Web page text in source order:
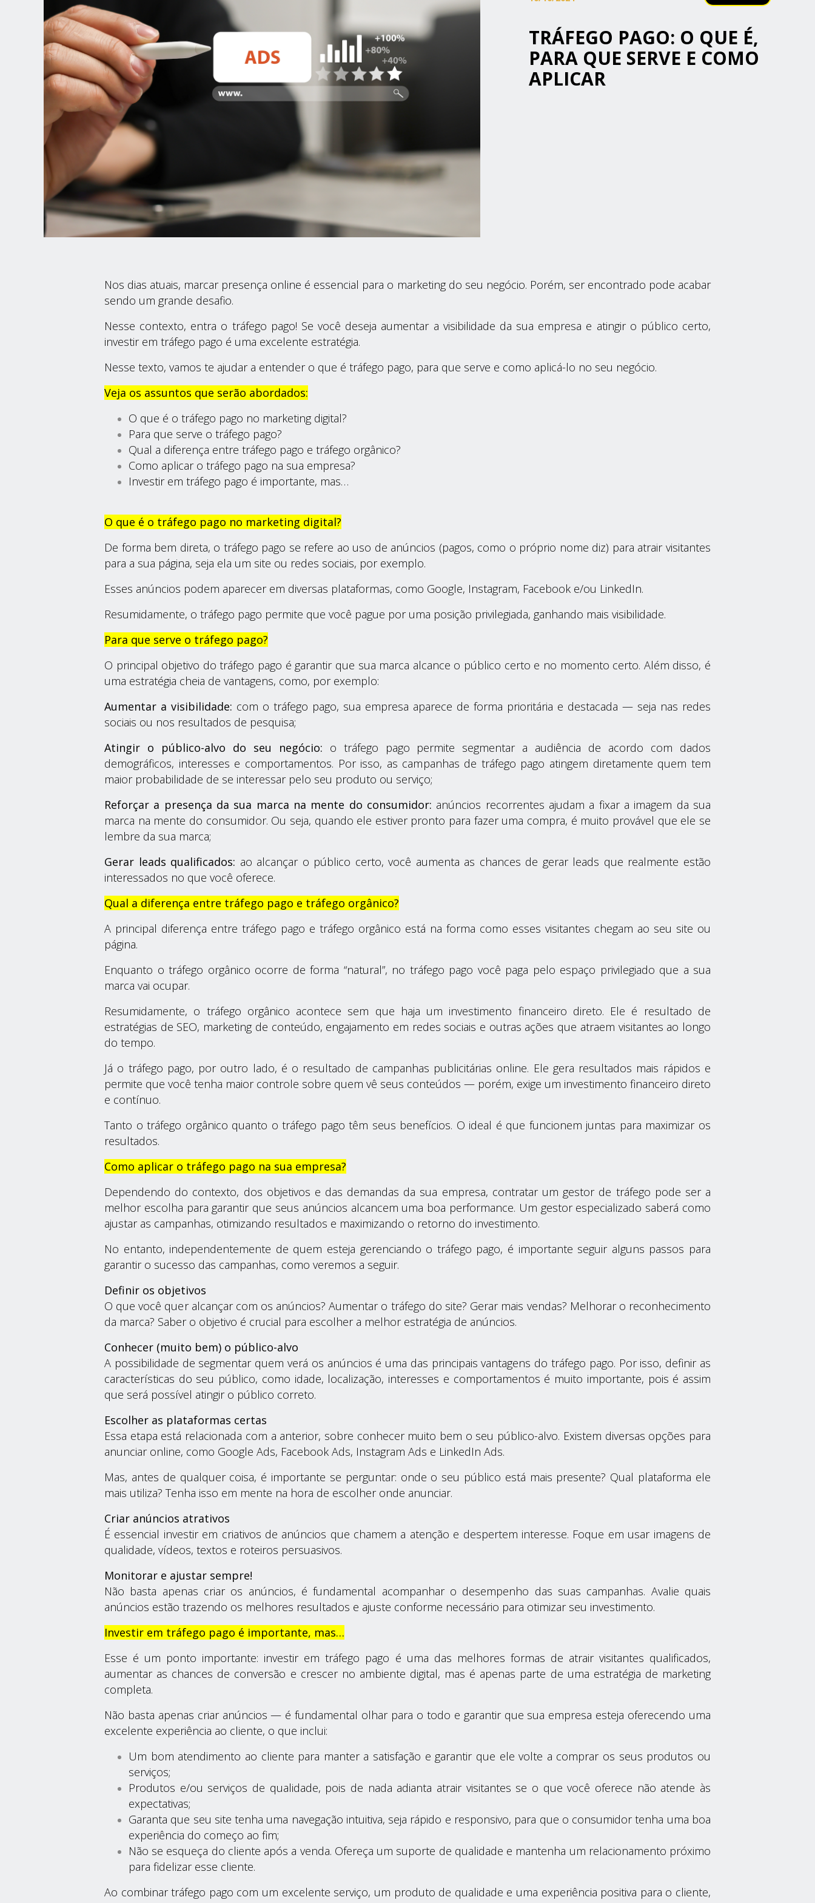
TRÁFEGO PAGO: O QUE É,
PARA QUE SERVE E COMO
APLICAR
Nos dias atuais, marcar presença online é essencial para o marketing do seu negócio. Porém, ser encontrado pode acabar
sendo um grande desafio.
Nesse contexto, entra o tráfego pago! Se você deseja aumentar a visibilidade da sua empresa e atingir o público certo,
investir em tráfego pago é uma excelente estratégia.
Nesse texto, vamos te ajudar a entender o que é tráfego pago, para que serve e como aplicá-lo no seu negócio.
Veja os assuntos que serão abordados:
O que é o tráfego pago no marketing digital?
Para que serve o tráfego pago?
Qual a diferença entre tráfego pago e tráfego orgânico?
Como aplicar o tráfego pago na sua empresa?
Investir em tráfego pago é importante, mas…
O que é o tráfego pago no marketing digital?
De forma bem direta, o tráfego pago se refere ao uso de anúncios (pagos, como o próprio nome diz) para atrair visitantes
para a sua página, seja ela um site ou redes sociais, por exemplo.
Esses anúncios podem aparecer em diversas plataformas, como Google, Instagram, Facebook e/ou LinkedIn.
Resumidamente, o tráfego pago permite que você pague por uma posição privilegiada, ganhando mais visibilidade.
Para que serve o tráfego pago?
O principal objetivo do tráfego pago é garantir que sua marca alcance o público certo e no momento certo. Além disso, é
uma estratégia cheia de vantagens, como, por exemplo:
Aumentar a visibilidade: com o tráfego pago, sua empresa aparece de forma prioritária e destacada — seja nas redes
sociais ou nos resultados de pesquisa;
Atingir o público-alvo do seu negócio: o tráfego pago permite segmentar a audiência de acordo com dados
demográficos, interesses e comportamentos. Por isso, as campanhas de tráfego pago atingem diretamente quem tem
maior probabilidade de se interessar pelo seu produto ou serviço;
Reforçar a presença da sua marca na mente do consumidor: anúncios recorrentes ajudam a fixar a imagem da sua
marca na mente do consumidor. Ou seja, quando ele estiver pronto para fazer uma compra, é muito provável que ele se
lembre da sua marca;
Gerar leads qualificados: ao alcançar o público certo, você aumenta as chances de gerar leads que realmente estão
interessados no que você oferece.
Qual a diferença entre tráfego pago e tráfego orgânico?
A principal diferença entre tráfego pago e tráfego orgânico está na forma como esses visitantes chegam ao seu site ou
página.
Enquanto o tráfego orgânico ocorre de forma “natural”, no tráfego pago você paga pelo espaço privilegiado que a sua
marca vai ocupar.
Resumidamente, o tráfego orgânico acontece sem que haja um investimento financeiro direto. Ele é resultado de
estratégias de SEO, marketing de conteúdo, engajamento em redes sociais e outras ações que atraem visitantes ao longo
do tempo.
Já o tráfego pago, por outro lado, é o resultado de campanhas publicitárias online. Ele gera resultados mais rápidos e
permite que você tenha maior controle sobre quem vê seus conteúdos — porém, exige um investimento financeiro direto
e contínuo.
Tanto o tráfego orgânico quanto o tráfego pago têm seus benefícios. O ideal é que funcionem juntas para maximizar os
resultados.
Como aplicar o tráfego pago na sua empresa?
Dependendo do contexto, dos objetivos e das demandas da sua empresa, contratar um gestor de tráfego pode ser a
melhor escolha para garantir que seus anúncios alcancem uma boa performance. Um gestor especializado saberá como
ajustar as campanhas, otimizando resultados e maximizando o retorno do investimento.
No entanto, independentemente de quem esteja gerenciando o tráfego pago, é importante seguir alguns passos para
garantir o sucesso das campanhas, como veremos a seguir.
Definir os objetivos
O que você quer alcançar com os anúncios? Aumentar o tráfego do site? Gerar mais vendas? Melhorar o reconhecimento
da marca? Saber o objetivo é crucial para escolher a melhor estratégia de anúncios.
Conhecer (muito bem) o público-alvo
A possibilidade de segmentar quem verá os anúncios é uma das principais vantagens do tráfego pago. Por isso, definir as
características do seu público, como idade, localização, interesses e comportamentos é muito importante, pois é assim
que será possível atingir o público correto.
Escolher as plataformas certas
Essa etapa está relacionada com a anterior, sobre conhecer muito bem o seu público-alvo. Existem diversas opções para
anunciar online, como Google Ads, Facebook Ads, Instagram Ads e LinkedIn Ads.
Mas, antes de qualquer coisa, é importante se perguntar: onde o seu público está mais presente? Qual plataforma ele
mais utiliza? Tenha isso em mente na hora de escolher onde anunciar.
Criar anúncios atrativos
É essencial investir em criativos de anúncios que chamem a atenção e despertem interesse. Foque em usar imagens de
qualidade, vídeos, textos e roteiros persuasivos.
Monitorar e ajustar sempre!
Não basta apenas criar os anúncios, é fundamental acompanhar o desempenho das suas campanhas. Avalie quais
anúncios estão trazendo os melhores resultados e ajuste conforme necessário para otimizar seu investimento.
Investir em tráfego pago é importante, mas…
Esse é um ponto importante: investir em tráfego pago é uma das melhores formas de atrair visitantes qualificados,
aumentar as chances de conversão e crescer no ambiente digital, mas é apenas parte de uma estratégia de marketing
completa.
Não basta apenas criar anúncios — é fundamental olhar para o todo e garantir que sua empresa esteja oferecendo uma
excelente experiência ao cliente, o que inclui:
Um bom atendimento ao cliente para manter a satisfação e garantir que ele volte a comprar os seus produtos ou
serviços;
Produtos e/ou serviços de qualidade, pois de nada adianta atrair visitantes se o que você oferece não atende às
expectativas;
Garanta que seu site tenha uma navegação intuitiva, seja rápido e responsivo, para que o consumidor tenha uma boa
experiência do começo ao fim;
Não se esqueça do cliente após a venda. Ofereça um suporte de qualidade e mantenha um relacionamento próximo
para fidelizar esse cliente.
Ao combinar tráfego pago com um excelente serviço, um produto de qualidade e uma experiência positiva para o cliente,